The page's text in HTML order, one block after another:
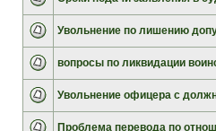
Увольнение по лишению
вопросы по ликвидации
Увольнение офицера с
Проблема перевода по